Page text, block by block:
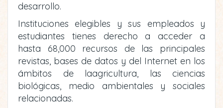
desarrollo.
Instituciones elegibles y sus empleados y
estudiantes tienes derecho a acceder a
hasta 68,000 recursos de las principales
revistas, bases de datos y del Internet en los
ámbitos de laagricultura, las ciencias
biológicas, medio ambientales y sociales
relacionadas.